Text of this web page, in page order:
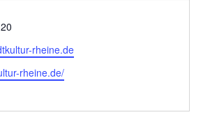
rheine.de
rheine.de/